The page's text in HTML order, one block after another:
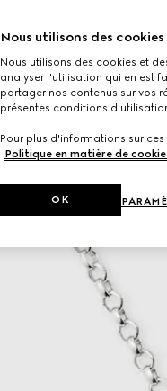
Nous utilisons des cookies
Nous utilisons des cookies et
analyser l'utilisation qui en est
partager nos contenus sur vos
présentes conditions
Pour plus d'informations sur
Politique en matière de
OK